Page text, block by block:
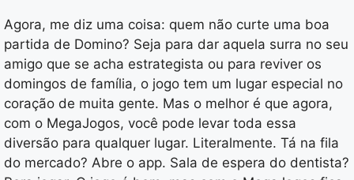
Agora, me diz uma coisa: quem não curte uma boa
partida de Domino? Seja para dar aquela surra no seu
amigo que se acha estrategista ou para reviver os
domingos de família, o jogo tem um lugar especial no
coração de muita gente. Mas o melhor é que agora,
com o MegaJogos, você pode levar toda essa
diversão para qualquer lugar. Literalmente. Tá na fila
do mercado? Abre o app. Sala de espera do dentista?